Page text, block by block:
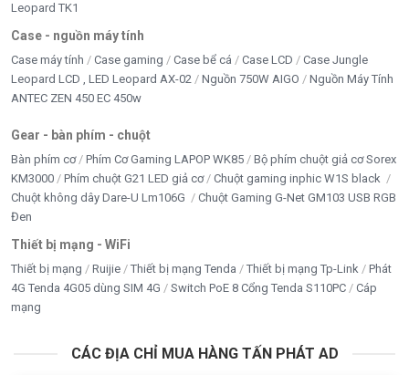
Leopard TK1
Case - nguồn máy tính
Case máy tính Case gaming Case bể cá Case LCD
Case Jungle
Leopard LCD , LED Leopard AX-02
Nguồn 750W AIGO
Nguồn Máy Tính
ANTEC ZEN 450 EC 450w
Gear - bàn phím - chuột
Bàn phím cơ Phím Cơ Gaming LAPOP WK85
Bộ phím chuột giả cơ Sorex
KM3000
Phím chuột G21 LED giả cơ
Chuột gaming inphic W1S black
Chuột không dây Dare-U Lm106G
Chuột Gaming G-Net GM103 USB RGB
Đen
Thiết bị mạng - WiFi
Thiết bị mạng Ruijie Thiết bị mạng Tenda Thiết bị mạng Tp-Link
Phát
4G Tenda 4G05 dùng SIM 4G
Switch PoE 8 Cổng Tenda S110PC
Cáp
mạng
CÁC ĐỊA CHỈ MUA HÀNG TẤN PHÁT AD